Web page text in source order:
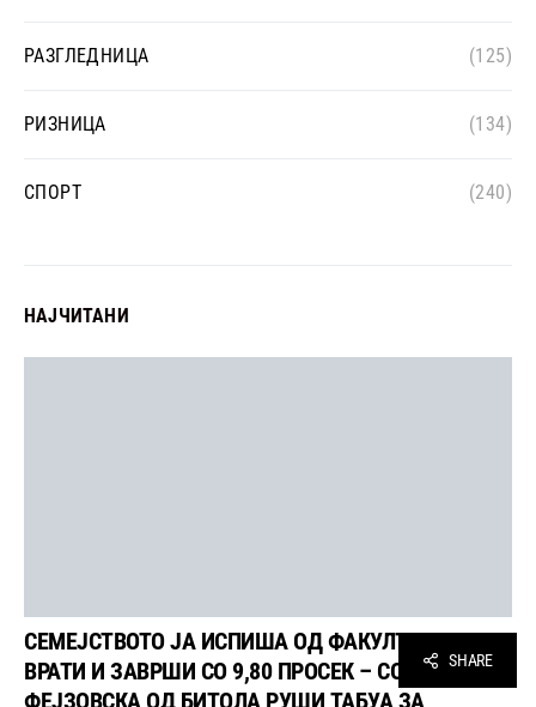
РАЗГЛЕДНИЦА (125)
РИЗНИЦА (134)
СПОРТ (240)
НАЈЧИТАНИ
СЕМЕЈСТВОТО ЈА ИСПИША ОД ФАКУЛТЕТ, ТАА СЕ
ВРАТИ И ЗАВРШИ СО 9,80 ПРОСЕК – СОНИТАSHARE